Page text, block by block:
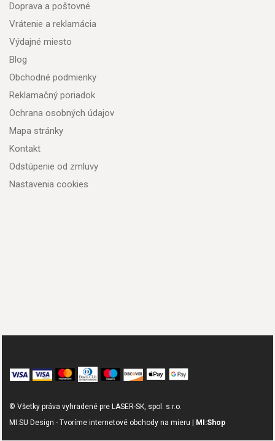
Doprava a poštovné
Vrátenie a reklamácia
Výdajné miesto
Blog
Obchodné podmienky
Reklamačný poriadok
Ochrana osobných údajov
Mapa stránky
Kontakt
Odstúpenie od zmluvy
Nastavenia cookies
© Všetky práva vyhradené pre LASER-SK, spol. s.r.o.
MI:SU Design - Tvoríme internetové obchody na mieru |
MI:Shop